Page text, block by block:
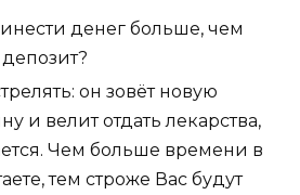
денег больше, чем
он зовёт новую
и велит отдать лекарства,
Чем больше времени в
тем строже Вас будут